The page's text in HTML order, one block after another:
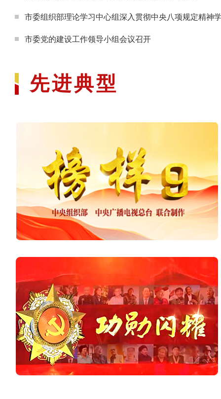
市委组织部理论学习中心组深入贯彻中央八项规定精神
市委党的建设工作领导小组会议召开
先进典型